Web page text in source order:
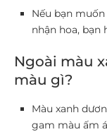
Nếu bạn
nhận hoa, bạn
Ngoài màu
màu gì?
Màu xanh
gam màu ấm